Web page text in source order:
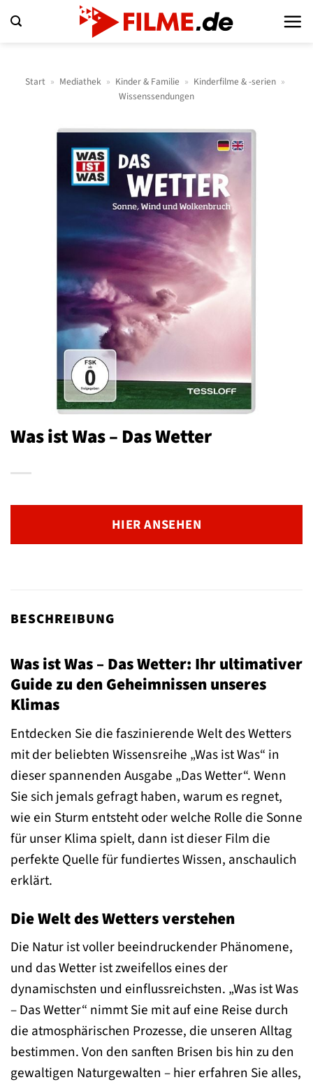
Inhalt
Start » Mediathek » Kinder & Familie » Kinderfilme & -serien »
Wissenssendungen
Was ist Was – Das Wetter
HIER ANSEHEN
BESCHREIBUNG
Was ist Was – Das Wetter: Ihr ultimativer
Guide zu den Geheimnissen unseres
Klimas
Entdecken Sie die faszinierende Welt des Wetters
mit der beliebten Wissensreihe „Was ist Was“ in
dieser spannenden Ausgabe „Das Wetter“. Wenn
Sie sich jemals gefragt haben, warum es regnet,
wie ein Sturm entsteht oder welche Rolle die Sonne
für unser Klima spielt, dann ist dieser Film die
perfekte Quelle für fundiertes Wissen, anschaulich
erklärt.
Die Welt des Wetters verstehen
Die Natur ist voller beeindruckender Phänomene,
und das Wetter ist zweifellos eines der
dynamischsten und einflussreichsten. „Was ist Was
– Das Wetter“ nimmt Sie mit auf eine Reise durch
die atmosphärischen Prozesse, die unseren Alltag
bestimmen. Von den sanften Brisen bis hin zu den
gewaltigen Naturgewalten – hier erfahren Sie alles,